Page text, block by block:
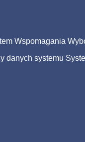
Wspomagania
danych systemu